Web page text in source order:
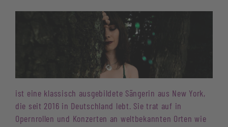
ist eine klassisch ausgebildete Sängerin aus New York,
die seit 2016 in Deutschland lebt. Sie trat auf in
Opernrollen und Konzerten an weltbekannten Orten wie